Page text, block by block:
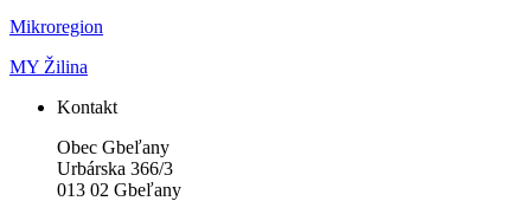
Mikroregion
MY Žilina
Kontakt
Obec Gbeľany
Urbárska 366/3
013 02 Gbeľany